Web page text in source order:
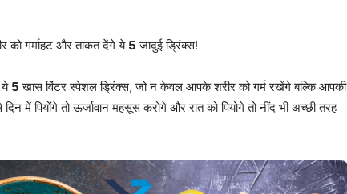
को गर्माहट और ताकत देंगे ये 5 जादुई ड्रिंक्स!
ये 5 खास विंटर स्पेशल ड्रिंक्स, जो न केवल आपके शरीर को गर्म रखेंगे बल्कि आपकी
में पियोंगे तो ऊर्जावान महसूस करोगे और रात को पियोगे तो नींद भी अच्छी तरह